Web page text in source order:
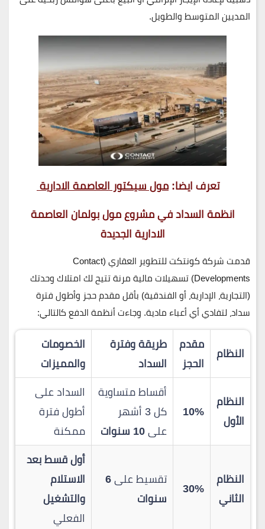
المديين المتوسط والطويل.
تعرف ايضا:مول سيكتور العاصمة الادارية
انظمة السداد في مشروع مول بولمان العاصمة
الادارية الجديدة
قدمت شركة
كونتكت للتطوير العقاري (Contact
Developments) تسهيلات مالية مرنة تتيح لك امتلاك وحدتك
(التجارية، الإدارية، أو الفندقية) بأقل مقدم حجز وأطول فترة
سداد، لتفادي أي أعباء مادية. وجاءت أنظمة الدفع كالتالي:
النظام
مقدم
الحجز
طريقة وفترة
السداد
الخصومات
والمميزات
النظام
الأول
10%
أقساط متساوية
كل 3 أشهر
على10 سنوات
السداد على
أطول فترة
ممكنة
النظام
الثاني
30% تقسيط على6
سنوات
أول قسط بعد
الاستلام
والتشغيل
الفعلي